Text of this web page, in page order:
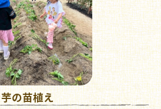
芋の苗植え